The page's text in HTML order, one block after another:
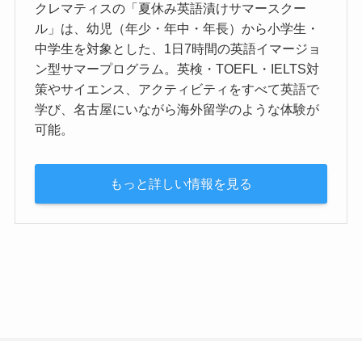
クレマティスの「夏休み英語漬けサマースクー
ル」は、幼児（年少・年中・年長）から小学生・
中学生を対象とした、1日7時間の英語イマージョ
ン型サマープログラム。英検・TOEFL・IELTS対
策やサイエンス、アクティビティをすべて英語で
学び、名古屋にいながら海外留学のような体験が
可能。
もっと詳しい情報を見る